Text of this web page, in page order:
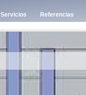
Servicios Referencias